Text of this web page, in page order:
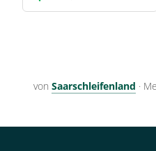
von Saarschleifenland ·